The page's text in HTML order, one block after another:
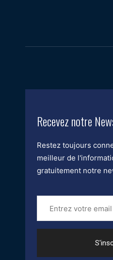
Recevez notre
Restez toujours
meilleur de
gratuitement notre
Entrez
votre
email